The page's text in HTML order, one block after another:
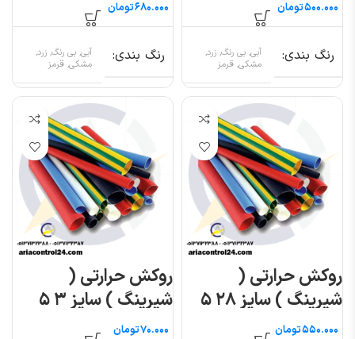
تومان
رنگ بندی
آبی, بی رنگ, زرد,
مشکی, قرمز
تومان
رنگ بندی
آبی, بی رنگ, زرد,
مشکی, قرمز
روکش حرارتی (
شیرینگ ) سایز ۲۸ ۵
متری تومان
روکش حرارتی (
شیرینگ ) سایز ۳ ۵
متریتومان